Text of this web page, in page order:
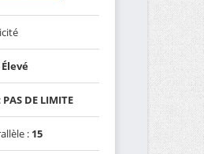
Élevé
PAS DE LIMITE
: 15